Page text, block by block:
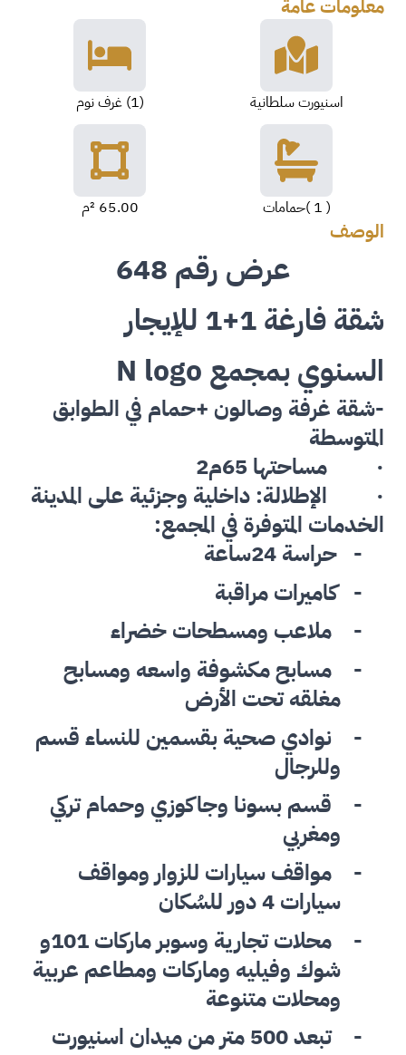
معلومات عامة
اسنيورت سلطانية (1) غرف نوم
( 1 )حمامات 65.00 ²م
الوصف
عرض رقم 648
شقة فارغة 1+1 للإيجار
السنوي بمجمع N logo
-شقة غرفة وصالون +حمام في الطوابق
المتوسطة
· مساحتها 65م2
· الإطلالة: داخلية وجزئية على المدينة
الخدمات المتوفرة في المجمع:
- حراسة 24ساعة
- كاميرات مراقبة
-
ملاعب ومسطحات خضراء
-
مسابح مكشوفة واسعه ومسابح
مغلقه تحت الأرض
-
نوادي صحية بقسمين للنساء قسم
وللرجال
-
قسم بسونا وجاكوزي وحمام تركي
ومغربي
-
مواقف سيارات للزوار ومواقف
سيارات 4 دور للسُكان
-
محلات تجارية وسوبر ماركات 101و
شوك وفيليه وماركات ومطاعم عربية
ومحلات متنوعة
-
تبعد 500 متر من ميدان اسنيورت